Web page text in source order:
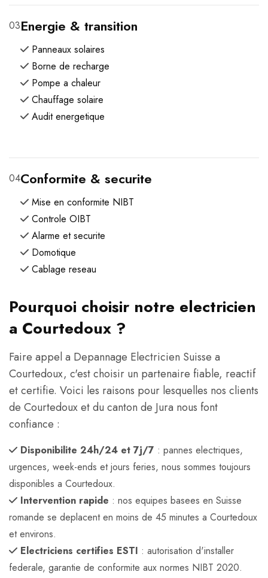
03Energie & transition
Panneaux solaires
Borne de recharge
Pompe a chaleur
Chauffage solaire
Audit energetique
04Conformite & securite
Mise en conformite NIBT
Controle OIBT
Alarme et securite
Domotique
Cablage reseau
Pourquoi choisir notre electricien
a Courtedoux ?
Faire appel a Depannage Electricien Suisse a
Courtedoux, c'est choisir un partenaire fiable, reactif
et certifie. Voici les raisons pour lesquelles nos clients
de Courtedoux et du canton de Jura nous font
confiance :
Disponibilite 24h/24 et 7j/7 : pannes electriques,
urgences, week-ends et jours feries, nous sommes toujours
disponibles a Courtedoux.
Intervention rapide : nos equipes basees en Suisse
romande se deplacent en moins de 45 minutes a Courtedoux
et environs.
Electriciens certifies ESTI : autorisation d'installer
federale, garantie de conformite aux normes NIBT 2020.